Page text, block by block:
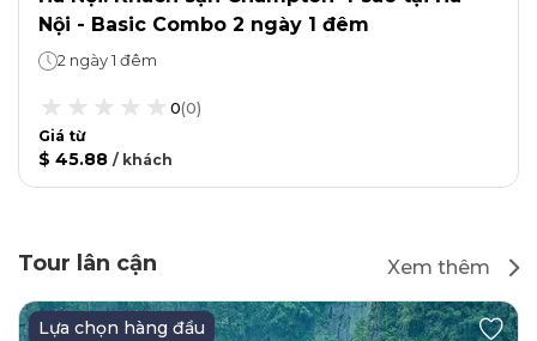
Nội - Basic Combo 2 ngày 1 đêm
2 ngày 1 đêm
0(0)
Giá từ
$ 45.88 / khách
Tour lân cận Xem thêm
Lựa chọn hàng đầu